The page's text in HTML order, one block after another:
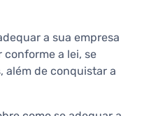
a sua empresa
conforme a lei, se
além de conquistar a